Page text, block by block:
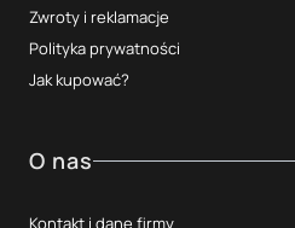
Zwroty i reklamacje
Polityka prywatności
Jak kupować?
O nas
Kontakt i dane firmy